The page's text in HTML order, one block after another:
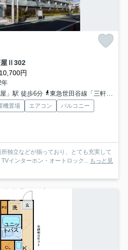
屋Ⅱ 302
円
年
」駅 徒歩6分
東急世田谷線「三軒茶屋」駅 徒歩10分
機置場 エアコン
バルコニー
独立などが揃っており、とても充実して
インターホン・オートロック... もっと見